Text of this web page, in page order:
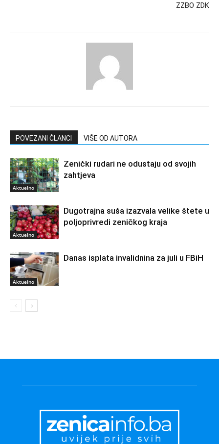
ZZBO ZDK
POVEZANI ČLANCI VIŠE OD AUTORA
Aktuelno
Zenički rudari ne odustaju od svojih
zahtjeva
Aktuelno
Dugotrajna suša izazvala velike štete u
poljoprivredi zeničkog kraja
Aktuelno
Danas isplata invalidnina za juli u FBiH